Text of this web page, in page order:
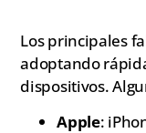
Los principales
adoptando
dispositivos.
Apple: